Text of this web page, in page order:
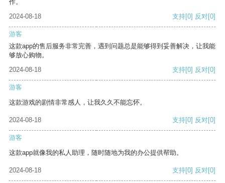
作。
2024-08-18
支持[0] 反对[0]
游客
这款app的售后服务非常完善，遇到问题总是能够得到妥善解决，让我能
够放心购物。
2024-08-18
支持[0] 反对[0]
游客
这款游戏的剧情非常感人，让我久久不能忘怀。
2024-08-18 支持[0] 反对[0]
游客
这款app就像我的私人助理，随时随地为我的办公提供帮助。
2024-08-18 支持[0] 反对[0]